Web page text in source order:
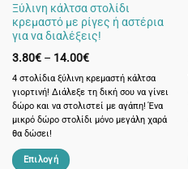
Ξύλινη κάλτσα στολίδι
κρεμαστό με ρίγες ή αστέρια
για να διαλέξεις!
3.80€ – 14.00€Price
3.80€
through
14.00€
4 στολίδια ξύλινη κρεμαστή κάλτσα
γιορτινή! Διάλεξε τη δική σου να γίνει
δώρο και να στολιστεί με αγάπη! Ένα
μικρό δώρο στολίδι μόνο μεγάλη χαρά
θα δώσει!
Επιλογή